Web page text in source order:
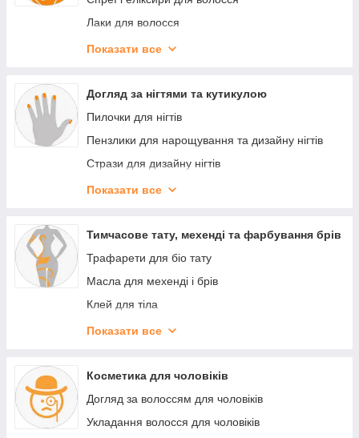
Лікування і ампули для волосся
Ламінування і реконструкція волосся
Гребінці, щітки, гребені для волосся
Лаки для волосся
Піни та муси для волосся
Креми для укладання волосся
Віск для волосся
Засоби для блиску волосся
Показати все
Догляд за нігтями та кутикулою
Пилочки для нігтів
Пензлики для нарощування та дизайну нігтів
Стрази для дизайну нігтів
Розпірки для педикюру
Безворсові серветки
Чохли та пакети на ванночки
Ванночки для манікюру й педикюру
Показати все
Тимчасове тату, мехенді та фарбування брів
Трафарети для біо тату
Масла для мехенді і брів
Клей для тіла
Матеріали для гліттер тату
Показати все
Косметика для чоловіків
Догляд за волоссям для чоловіків
Укладання волосся для чоловіків